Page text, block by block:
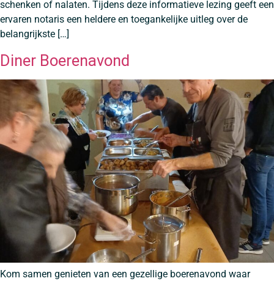
schenken of nalaten. Tijdens deze informatieve lezing geeft een
ervaren notaris een heldere en toegankelijke uitleg over de
belangrijkste […]
Diner Boerenavond
Kom samen genieten van een gezellige boerenavond waar